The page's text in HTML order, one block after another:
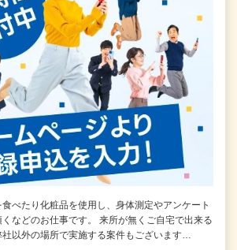
べたり化粧品を使用し、身体測定やアンケート
くなどのお仕事です。 来所が無くご自宅で出来る
社以外の場所で実施する案件もございます…